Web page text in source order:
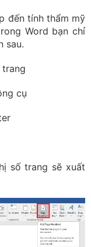
đến tính thẩm mỹ
Word bạn chỉ
sau.
trang
cụ
số trang sẽ xuất